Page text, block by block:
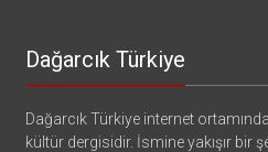
Dağarcık Türkiye
Dağarcık Türkiye internet
kültür dergisidir. İsmine yakışır bir